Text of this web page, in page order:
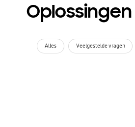
Alles Veelgestelde vragen